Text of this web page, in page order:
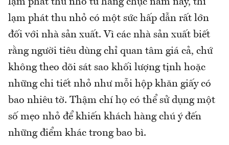
lạm phát thu nhỏ có một sức hấp dẫn rất lớn
đối với nhà sản xuất. Vì các nhà sản xuất biết
rằng người tiêu dùng chỉ quan tâm giá cả, chứ
không theo dõi sát sao khối lượng tịnh hoặc
những chi tiết nhỏ như mỗi hộp khăn giấy có
bao nhiêu tờ. Thậm chí họ có thể sử dụng một
số mẹo nhỏ để khiến khách hàng chú ý đến
những điểm khác trong bao bì.